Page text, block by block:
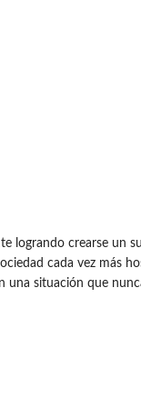
logrando crearse un
cada vez más
una situación que